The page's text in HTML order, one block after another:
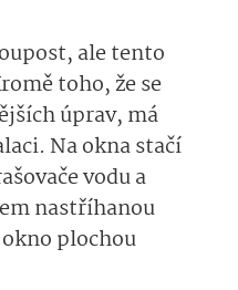
ale tento
toho, že se
úprav, má
Na okna stačí
vodu a
nastříhanou
plochou